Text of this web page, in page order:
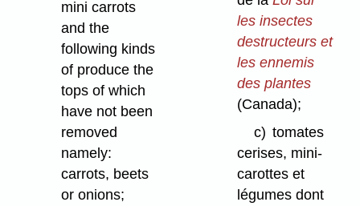
mini carrots
and the
following kinds
of produce the
tops of which
have not been
removed
namely:
carrots, beets
or onions;
les insectes
destructeurs et
les ennemis
des plantes
(Canada);
c) tomates
cerises, mini-
carottes et
légumes dont